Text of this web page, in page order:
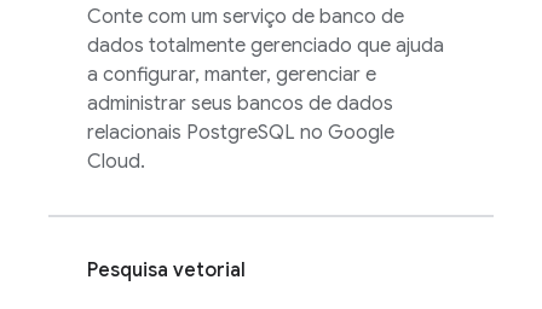
Conte com um serviço de banco de
dados totalmente gerenciado que ajuda
a configurar, manter, gerenciar e
administrar seus bancos de dados
relacionais PostgreSQL no Google
Cloud.
Pesquisa vetorial